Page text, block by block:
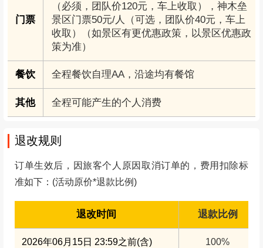
门票
（必须，团队价120元，车上收取），神木垒
景区门票50元/人（可选，团队价40元，车上
收取）（如景区有更优惠政策，以景区优惠政
策为准）
餐饮 全程餐饮自理AA，沿途均有餐馆
其他 全程可能产生的个人消费
退改规则
订单生效后，因旅客个人原因取消订单的，费用扣除标
准如下：(活动原价*退款比例)
退改时间 退款比例
2026年06月15日 23:59之前(含) 100%